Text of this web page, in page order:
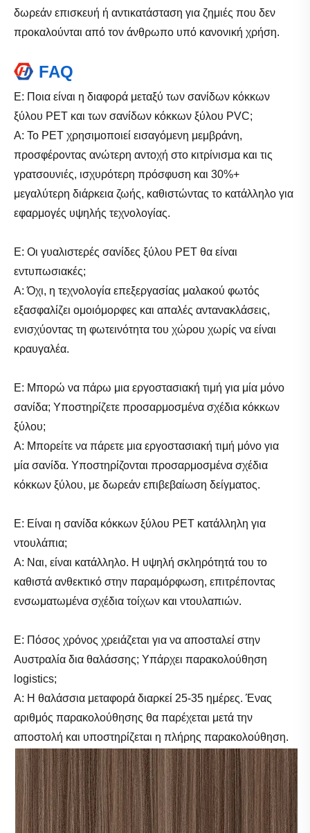
δωρεάν επισκευή ή αντικατάσταση για ζημιές που δεν
προκαλούνται από τον άνθρωπο υπό κανονική χρήση.
FAQ
Ε: Ποια είναι η διαφορά μεταξύ των σανίδων κόκκων
ξύλου PET και των σανίδων κόκκων ξύλου PVC;
Α: Το PET χρησιμοποιεί εισαγόμενη μεμβράνη,
προσφέροντας ανώτερη αντοχή στο κιτρίνισμα και τις
γρατσουνιές, ισχυρότερη πρόσφυση και 30%+
μεγαλύτερη διάρκεια ζωής, καθιστώντας το κατάλληλο για
εφαρμογές υψηλής τεχνολογίας.
Ε: Οι γυαλιστερές σανίδες ξύλου PET θα είναι
εντυπωσιακές;
Α: Όχι, η τεχνολογία επεξεργασίας μαλακού φωτός
εξασφαλίζει ομοιόμορφες και απαλές αντανακλάσεις,
ενισχύοντας τη φωτεινότητα του χώρου χωρίς να είναι
κραυγαλέα.
Ε: Μπορώ να πάρω μια εργοστασιακή τιμή για μία μόνο
σανίδα; Υποστηρίζετε προσαρμοσμένα σχέδια κόκκων
ξύλου;
Α: Μπορείτε να πάρετε μια εργοστασιακή τιμή μόνο για
μία σανίδα. Υποστηρίζονται προσαρμοσμένα σχέδια
κόκκων ξύλου, με δωρεάν επιβεβαίωση δείγματος.
Ε: Είναι η σανίδα κόκκων ξύλου PET κατάλληλη για
ντουλάπια;
Α: Ναι, είναι κατάλληλο. Η υψηλή σκληρότητά του το
καθιστά ανθεκτικό στην παραμόρφωση, επιτρέποντας
ενσωματωμένα σχέδια τοίχων και ντουλαπιών.
Ε: Πόσος χρόνος χρειάζεται για να αποσταλεί στην
Αυστραλία δια θαλάσσης; Υπάρχει παρακολούθηση
logistics;
Α: Η θαλάσσια μεταφορά διαρκεί 25-35 ημέρες. Ένας
αριθμός παρακολούθησης θα παρέχεται μετά την
αποστολή και υποστηρίζεται η πλήρης παρακολούθηση.